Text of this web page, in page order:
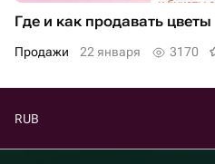
Где и как продавать
продажи 22 января 3170
RUB